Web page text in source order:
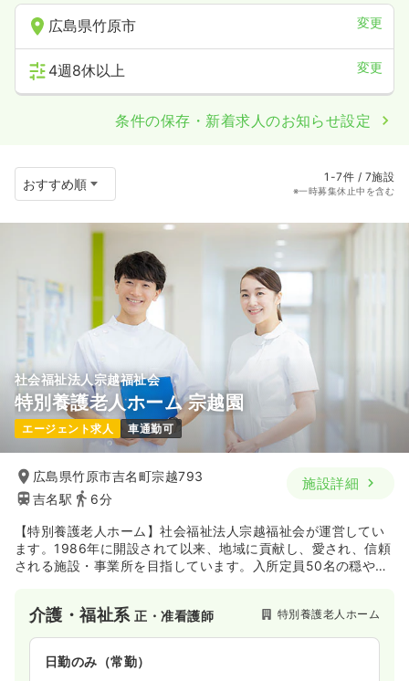
広島県竹原市 変更
4週8休以上 変更
条件の保存・新着求人のお知らせ設定
1-7件 / 7施設
※一時募集休止中を含む
社会福祉法人宗越福祉会
特別養護老人ホーム 宗越園
エージェント求人 車通勤可
広島県竹原市吉名町宗越793
吉名駅
6分
施設詳細
【特別養護老人ホーム】社会福祉法人宗越福祉会が運営してい
ます。1986年に開設されて以来、地域に貢献し、愛され、信頼
される施設・事業所を目指しています。入所定員50名の穏やか
介護・福祉系正・准看護師 特別養護老人ホーム
日勤のみ（常勤）